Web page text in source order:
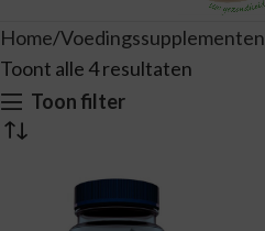
Home Voedingssupplementen
Toont alle 4 resultaten
Toon filter